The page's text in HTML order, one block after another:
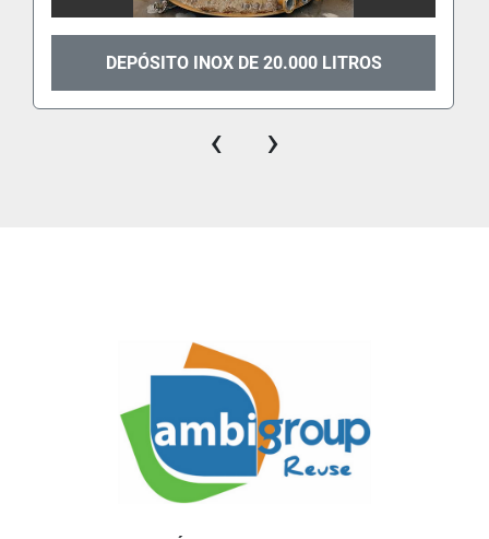
DEPÓSITO INOX DE 20.000 LITROS
‹ ›